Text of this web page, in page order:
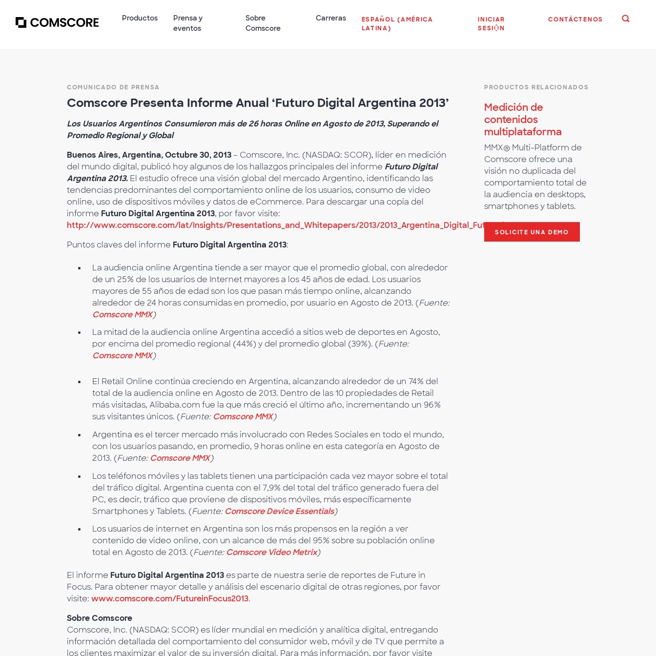
Productos
Prensa y
eventos
Sobre
Comscore
Carreras
ESPAÑOL (AMÉRICA
LATINA)
INICIAR
SESIÓN
CONTÁCTENOS
COMUNICADO DE PRENSA
Comscore Presenta Informe Anual ‘Futuro Digital Argentina 2013’
Los Usuarios Argentinos Consumieron más de 26 horas Online en Agosto de 2013, Superando el
Promedio Regional y Global
Buenos Aires, Argentina, Octubre 30, 2013 – Comscore, Inc. (NASDAQ: SCOR), líder en medición
del mundo digital, publicó hoy algunos de los hallazgos principales del informe Futuro Digital
Argentina 2013. El estudio ofrece una visión global del mercado Argentino, identificando las
tendencias predominantes del comportamiento online de los usuarios, consumo de video
online, uso de dispositivos móviles y datos de eCommerce. Para descargar una copia del
informe Futuro Digital Argentina 2013, por favor visite:
http://www.comscore.com/lat/Insights/Presentations_and_Whitepapers/2013/2013_Argentina_Digital_Future_in_Focus
Puntos claves del informe Futuro Digital Argentina 2013:
La audiencia online Argentina tiende a ser mayor que el promedio global, con alrededor
de un 25% de los usuarios de Internet mayores a los 45 años de edad. Los usuarios
mayores de 55 años de edad son los que pasan más tiempo online, alcanzando
alrededor de 24 horas consumidas en promedio, por usuario en Agosto de 2013. (Fuente:
Comscore MMX)
La mitad de la audiencia online Argentina accedió a sitios web de deportes en Agosto,
por encima del promedio regional (44%) y del promedio global (39%). (Fuente:
Comscore MMX)
El Retail Online continúa creciendo en Argentina, alcanzando alrededor de un 74% del
total de la audiencia online en Agosto de 2013. Dentro de las 10 propiedades de Retail
más visitadas, Alibaba.com fue la que más creció el último año, incrementando un 96%
sus visitantes únicos. (Fuente: Comscore MMX)
Argentina es el tercer mercado más involucrado con Redes Sociales en todo el mundo,
con los usuarios pasando, en promedio, 9 horas online en esta categoría en Agosto de
2013. (Fuente: Comscore MMX)
Los teléfonos móviles y las tablets tienen una participación cada vez mayor sobre el total
del tráfico digital. Argentina cuenta con el 7,9% del total del tráfico generado fuera del
PC, es decir, tráfico que proviene de dispositivos móviles, más específicamente
Smartphones y Tablets. (Fuente: Comscore Device Essentials)
Los usuarios de internet en Argentina son los más propensos en la región a ver
contenido de video online, con un alcance de más del 95% sobre su población online
total en Agosto de 2013. (Fuente: Comscore Video Metrix)
El informe Futuro Digital Argentina 2013 es parte de nuestra serie de reportes de Future in
Focus. Para obtener mayor detalle y análisis del escenario digital de otras regiones, por favor
visite: www.comscore.com/FutureinFocus2013.
Sobre Comscore
Comscore, Inc. (NASDAQ: SCOR) es líder mundial en medición y analítica digital, entregando
información detallada del comportamiento del consumidor web, móvil y de TV que permite a
los clientes maximizar el valor de su inversión digital. Para más información, por favor visite
PRODUCTOS RELACIONADOS
Medición de
contenidos
multiplataforma
MMX® Multi-Platform de
Comscore ofrece una
visión no duplicada del
comportamiento total de
la audiencia en desktops,
smartphones y tablets.
SOLICITE UNA DEMO